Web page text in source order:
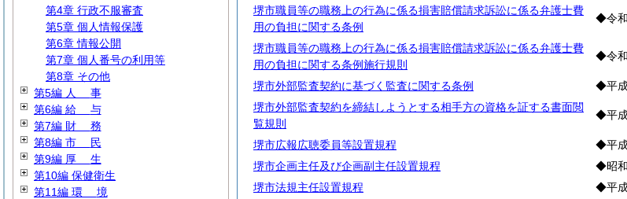
堺市職員等の職務上の行為に係る損害賠償請求訴訟に係る弁護士費
用の負担に関する条例
◆令
堺市職員等の職務上の行為に係る損害賠償請求訴訟に係る弁護士費
用の負担に関する条例施行規則
◆令
堺市外部監査契約に基づく監査に関する条例 ◆平
堺市外部監査契約を締結しようとする相手方の資格を証する書面閲
覧規則
◆平
堺市広報広聴委員等設置規程 ◆平
堺市企画主任及び企画副主任設置規程
◆昭
堺市法規主任設置規程
◆平
第4章 行政不服審査
第5章 個人情報保護
第6章 情報公開
第7章 個人番号の利用等
第8章 その他
第5編 人 事
第6編 給 与
第7編 財 務
第8編 市
民
第9編 厚 生
第10編 保健衛生
第11編 環 境